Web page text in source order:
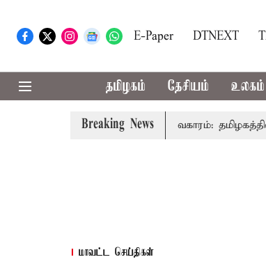
E-Paper DTNEXT
தமிழகம் தேசியம் உலகம்
Breaking News
காவிரி விவகாரம்: தமிழகத்தில்
மாவட்ட செய்திகள்